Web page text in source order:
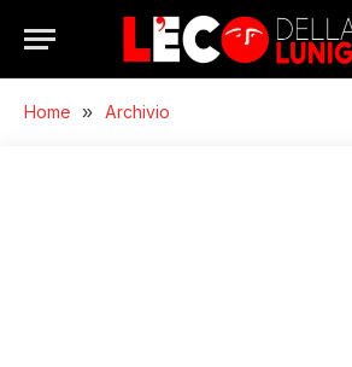
Home » Archivio